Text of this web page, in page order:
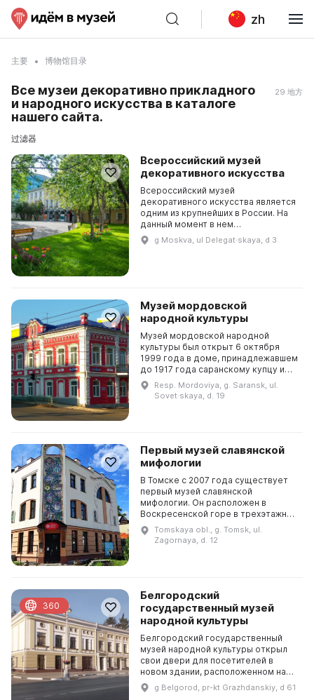
zh
主要 博物馆目录
Все музеи декоративно прикладного
и народного искусства в каталоге
нашего сайта.
29 地方
过滤器
Всероссийский музей
декоративного искусства
Всероссийский музей
декоративного искусства является
одним из крупнейших в России. На
данный момент в нем
насчитывается более 120 тысяч
экспонатов, среди которых изделия
g Moskva, ul Delegat·skaya, d 3
Музей мордовской
народной культуры
Музей мордовской народной
культуры был открыт 6 октября
1999 года в доме, принадлежавшем
до 1917 года саранскому купцу и
предпринимателю К. Х. Бараблину.
Экспонаты музея насчитывают
почти 4 тысячи и в...
Resp. Mordoviya, g. Saransk, ul.
Sovet·skaya, d. 19
Первый музей славянской
мифологии
В Томске с 2007 года существует
первый музей славянской
мифологии. Он расположен в
Воскресенской горе в трехэтажном
здании. Это единственный музей в
мире, посвященный славянской
мифологии. В нем предс...
Tomskaya obl., g. Tomsk, ul.
Zagornaya, d. 12
Белгородский
государственный музей
народной культуры
Белгородский государственный
музей народной культуры открыл
свои двери для посетителей в
новом здании, расположенном на
центральной улице Белгорода -
Гражданском проспекте. В 2014
g Belgorod, pr-kt Grazhdanskiy, d 61
360